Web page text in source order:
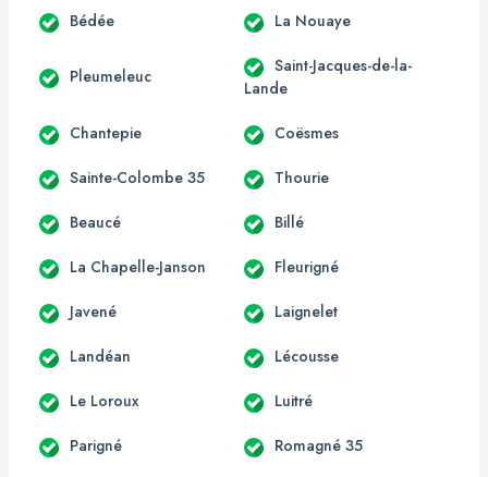
Bédée La Nouaye
Pleumeleuc
Saint-Jacques-de-la-
Lande
Chantepie Coësmes
Sainte-Colombe 35 Thourie
Beaucé Billé
La Chapelle-Janson Fleurigné
Javené Laignelet
Landéan Lécousse
Le Loroux Luitré
Parigné Romagné 35